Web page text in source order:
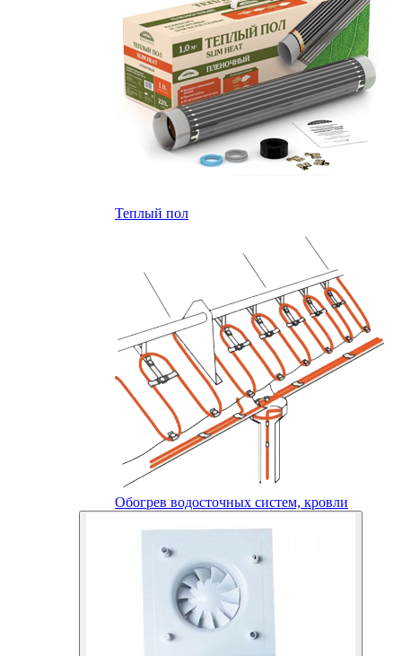
Теплый пол
Обогрев водосточных систем, кровли